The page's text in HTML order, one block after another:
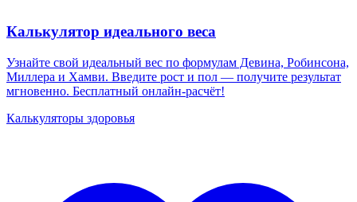
Калькулятор идеального веса
Узнайте свой идеальный вес по формулам Девина, Робинсона,
Миллера и Хамви. Введите рост и пол — получите результат
мгновенно. Бесплатный онлайн-расчёт!
Калькуляторы здоровья